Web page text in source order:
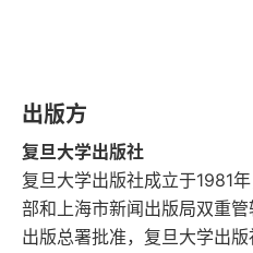
1.希罗多德的生平
2.希罗多德的《历史》
3.希罗多德的叙事方式
出版方
复旦大学出版社
复旦大学出版社成立于1981
部和上海市新闻出版局双重
出版总署批准，复旦大学出